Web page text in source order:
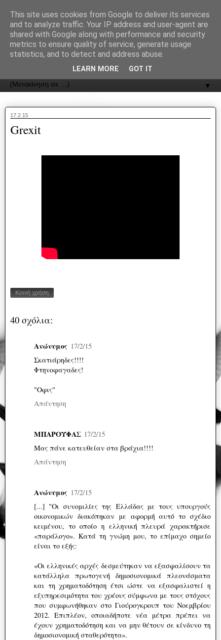
ΟΔΟΣ
▼
17.2.15
Grexit
Κοινή χρήση
40 σχόλια:
Ανώνυμος 17/2/15
Σκατιάρηδες!!!!
Φτηνοφαγαδες!
"Οφις"
Απάντηση
ΜΠΑΡΟΥΦΑΣ 17/2/15
Μας πάνε κατευθείαν στα βράχια!!!!
Απάντηση
Ανώνυμος 17/2/15
[...] "Οι συνομιλίες της Ελλάδας με τους υπουργούς
οικονομικών διακόπηκαν με αφορμή αυτό το σχέδιο
κειμένου, το οποίο η ελληνική πλευρά χαρακτήρισε
«παράλογο». Κατά τη γνώμη μου, το επίμαχο σημείο
είναι το εξής:
«Οι ελληνικές αρχές δεσμεύτηκαν να εξασφαλίσουν τα
κατάλληλα πρωτογενή δημοσιονομικά πλεονάσματα
και τη χρηματοδότηση έτσι ώστε να εξασφαλιστεί η
εξυπηρεσιμότητα του χρέους σύμφωνα με τους στόχους
που συμφωνήθηκαν στο Γιούρογκρουπ του Νοεμβρίου
2012. Επιπλέον, οποιαδήποτε νέα μέτρα πρέπει να
έχουν χρηματοδότηση και να μην θέτουν σε κίνδυνο τη
δημοσιονομική σταθερότητα».
This site uses cookies from Google to deliver its services
and to analyze traffic. Your IP address and user-agent are
shared with Google along with performance and security
metrics to ensure quality of service, generate usage
statistics, and to detect and address abuse.
LEARN MORE GOT IT